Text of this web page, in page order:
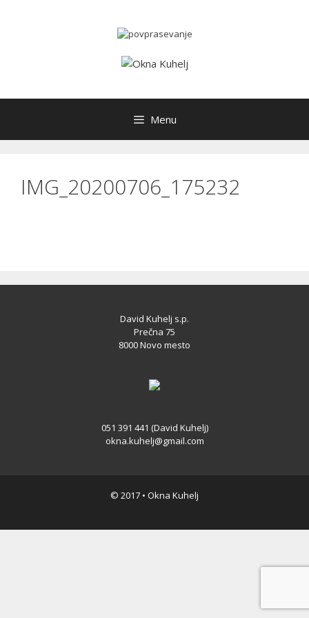
Menu
IMG_20200706_175232
David Kuhelj s.p.
Prečna 75
8000 Novo mesto
051 391 441 (David Kuhelj)
okna.kuhelj@gmail.com
© 2017 • Okna Kuhelj